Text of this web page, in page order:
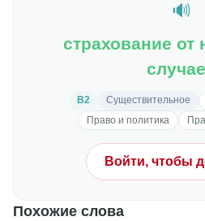
🔊
страхование от
B2 Существительное
Право и политика
Войти, чтобы
Похожие слова